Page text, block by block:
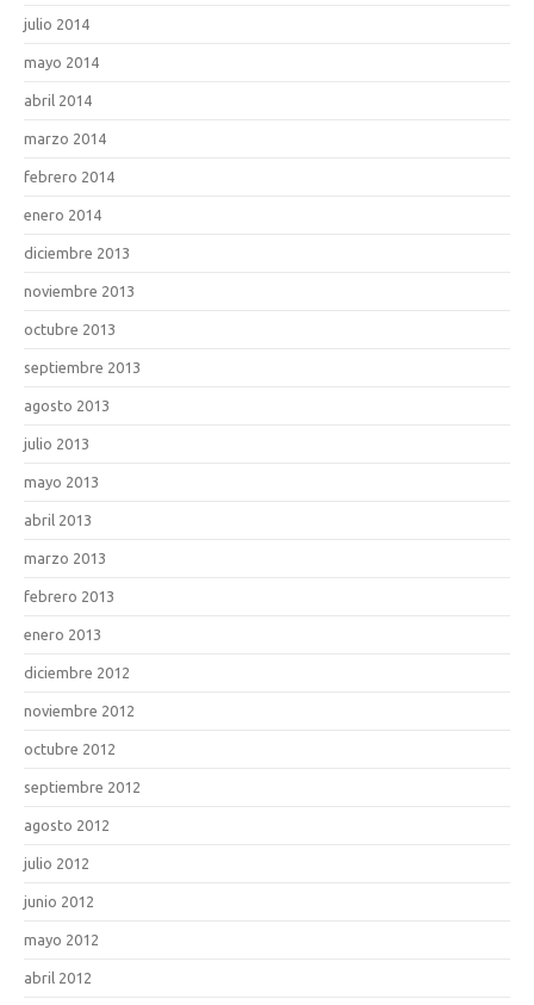
julio 2014
mayo 2014
abril 2014
marzo 2014
febrero 2014
enero 2014
diciembre 2013
noviembre 2013
octubre 2013
septiembre 2013
agosto 2013
julio 2013
mayo 2013
abril 2013
marzo 2013
febrero 2013
enero 2013
diciembre 2012
noviembre 2012
octubre 2012
septiembre 2012
agosto 2012
julio 2012
junio 2012
mayo 2012
abril 2012